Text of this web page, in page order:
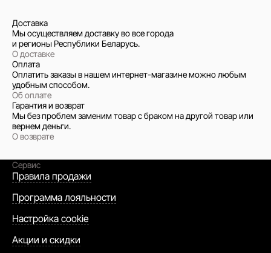
Доставка
Мы осуществляем доставку во все города
и регионы Республики Беларусь.
О доставке
Оплата
Оплатить заказы в нашем интернет-магазине можно любым
удобным способом.
Об оплате
Гарантия и возврат
Мы без проблем заменим товар с браком на другой товар или
вернем деньги.
О возврате
Сервис
Правила продажи
Программа лояльности
Настройка cookie
Акции и скидки